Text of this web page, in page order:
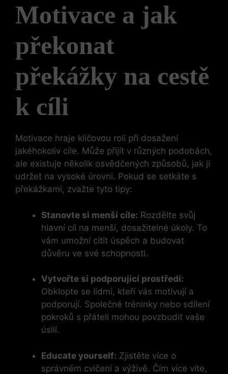
Motivace a jak
překonat
překážky na cestě
k cíli
Motivace hraje klíčovou roli při dosažení
jakéhokoliv cíle. Může přijít v různých podobách,
ale existuje několik osvědčených způsobů, jak ji
udržet na vysoké úrovni. Pokud se setkáte s
překážkami, zvažte tyto tipy:
Stanovte si menší cíle: Rozdělte svůj
hlavní cíl na menší, dosažitelné úkoly. To
vám umožní cítit úspěch a budovat
důvěru ve své schopnosti.
Vytvořte si podporující prostředí:
Obklopte se lidmi, kteří vás motivují a
podporují. Společné tréninky nebo sdílení
pokroků s přáteli mohou povzbudit vaše
úsilí.
Educate yourself: Zjistěte více o
správném cvičení a výživě. Čím více víte,